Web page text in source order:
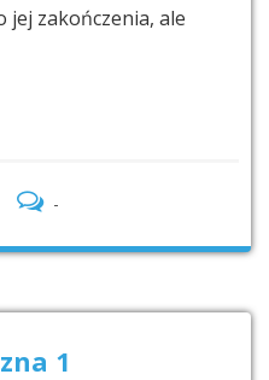
jej zakończenia, ale
-
1